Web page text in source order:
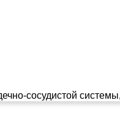
сосудистой